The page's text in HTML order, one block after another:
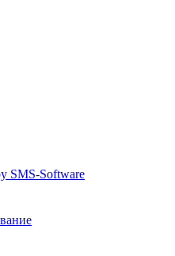
SMS-Software